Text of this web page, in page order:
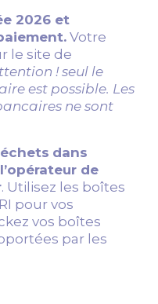
2026 et
Votre
le site de
! seul le
est possible. Les
ne sont
dans
de
. Utilisez les boîtes
pour vos
vos boîtes
par les